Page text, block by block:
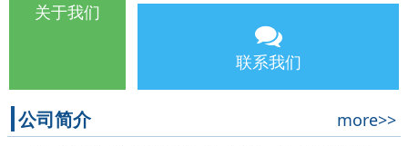
关于我们
联系我们
公司简介 more>>